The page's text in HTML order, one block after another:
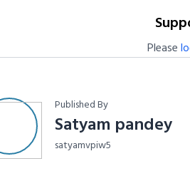
Please
Published By
Satyam pandey
satyamvpiw5